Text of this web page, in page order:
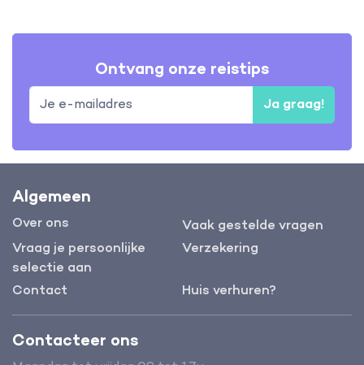
Ontvang onze reistips
Ja graag!
Algemeen
Over ons
Vaak gestelde vragen
Vraag je persoonlijke
selectie aan
Verzekering
Contact Huis verhuren?
Contacteer ons